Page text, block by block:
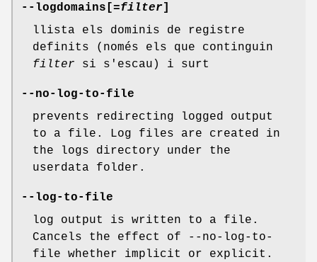
--logdomains[ =filter
llista els dominis de registre
definits (només els que continguin
filter si s'escau) i surt
--no-log-to-file
prevents redirecting logged output
to a file. Log files are created in
the logs directory under the
userdata folder.
--log-to-file
log output is written to a file.
Cancels the effect of --no-log-to-
file whether implicit or explicit.